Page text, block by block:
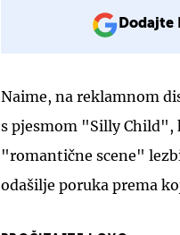
Dodajte
Naime, na reklamnom
s pjesmom "Silly Child",
"romantične scene"
odašilje poruka prema